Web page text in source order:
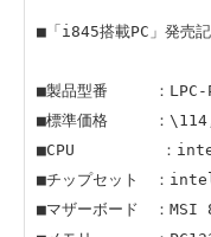
■「i845搭載PC」発売
■製品型番 ：LPC-
■標準価格 ：
■CPU ：intel(R)
■チップセット ：
■マザーボード ：MSI